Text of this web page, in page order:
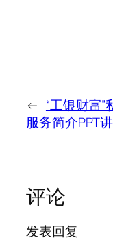
← “工银财富”
服务简介PPT
评论
发表回复